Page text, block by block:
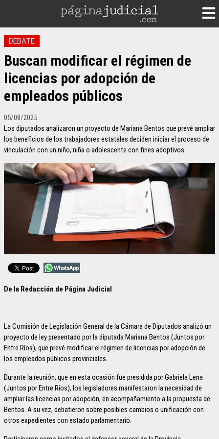
DEBATE
Buscan modificar el régimen de
licencias por adopción de
empleados públicos
05/08/2025
Los diputados analizaron un proyecto de Mariana Bentos que prevé ampliar
los beneficios de los trabajadores estatales deciden iniciar el proceso de
vinculación con un niño, niña o adolescente con fines adoptivos.
De la Redacción de Página Judicial
La Comisión de Legislación General de la Cámara de Diputados analizó un
proyecto de ley presentado por la diputada Mariana Bentos (Juntos por
Entre Ríos), que prevé modificar el régimen de licencias por adopción de
los empleados públicos provinciales.
Durante la reunión, que en esta ocasión fue presidida por Gabriela Lena
(Juntos por Entre Ríos), los legisladores manifestaron la necesidad de
ampliar las licencias por adopción, en acompañamiento a la propuesta de
Bentos. A su vez, debatieron sobre posibles cambios o unificación con
otros expedientes con estado parlamentario.